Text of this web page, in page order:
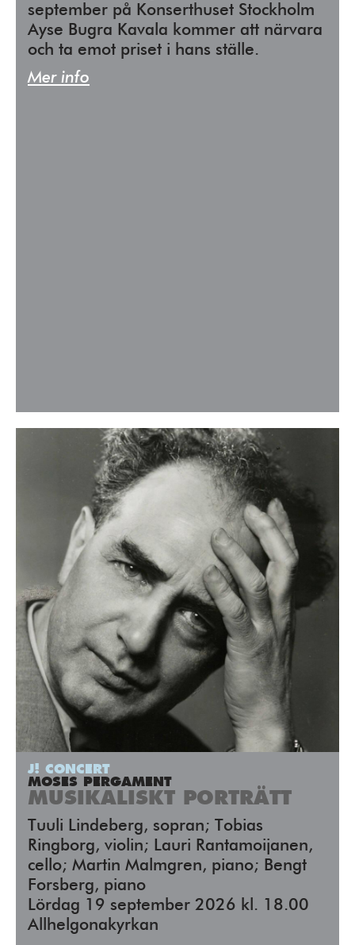
september på Konserthuset Stockholm
Ayse Bugra Kavala kommer att närvara
och ta emot priset i hans ställe.
Mer info
J! CONCERT
MOSES PERGAMENT
MUSIKALISKT PORTRÄTT
Tuuli Lindeberg, sopran; Tobias
Ringborg, violin; Lauri Rantamoijanen,
cello; Martin Malmgren, piano; Bengt
Forsberg, piano
Lördag 19 september 2026 kl. 18.00
Allhelgonakyrkan